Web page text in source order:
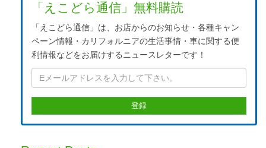
「えこどら通信」無料購読
「えこどら通信」は、お店からのお知らせ・各種キャン
ペーン情報・カリフォルニアの生活事情・車に関する便
利情報などをお届けするニュースレターです！